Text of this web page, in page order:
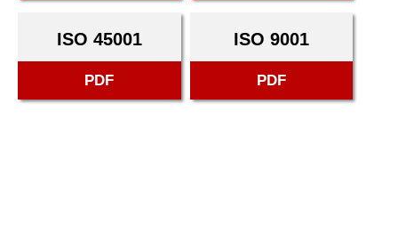
ISO 45001
PDF
ISO 9001
PDF